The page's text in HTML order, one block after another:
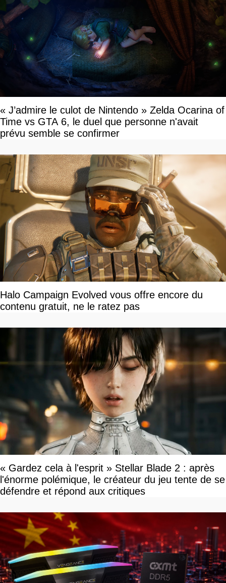
« J’admire le culot de Nintendo » Zelda Ocarina of
Time vs GTA 6, le duel que personne n'avait
prévu semble se confirmer
Halo Campaign Evolved vous offre encore du
contenu gratuit, ne le ratez pas
« Gardez cela à l'esprit » Stellar Blade 2 : après
l'énorme polémique, le créateur du jeu tente de se
défendre et répond aux critiques